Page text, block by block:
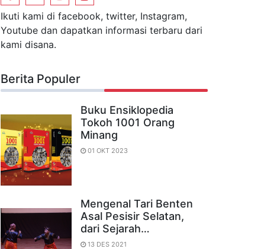
Ikuti kami di facebook, twitter, Instagram,
Youtube dan dapatkan informasi terbaru dari
kami disana.
Berita Populer
Buku Ensiklopedia
Tokoh 1001 Orang
Minang
01 OKT 2023
Mengenal Tari Benten
Asal Pesisir Selatan,
dari Sejarah…
13 DES 2021